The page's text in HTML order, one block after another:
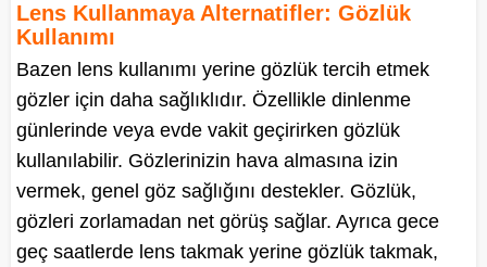
Lens Kullanmaya Alternatifler: Gözlük
Kullanımı
Bazen lens kullanımı yerine gözlük tercih etmek
gözler için daha sağlıklıdır. Özellikle dinlenme
günlerinde veya evde vakit geçirirken gözlük
kullanılabilir. Gözlerinizin hava almasına izin
vermek, genel göz sağlığını destekler. Gözlük,
gözleri zorlamadan net görüş sağlar. Ayrıca gece
geç saatlerde lens takmak yerine gözlük takmak,